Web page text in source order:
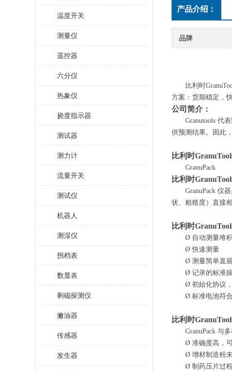
温度开关
测量仪
遥控器
六分仪
热象仪
挠度指示器
测试器
测力计
流量开关
测试仪
机器人
测湿仪
拐档表
数显表
剩磁探测仪
撇油器
传感器
发生器
产品介绍：
品牌
比利时
方案：货期稳定，
公司简介：
Granutools 代
供预测结果。因此
比利时
GranuPack
比利时
GranuPack 仪
状、粗糙度）直接
比利时
Ø 自动测量堆
Ø快速测量
Ø 测量简单直
Ø 记录的标准
Ø 初始化协议
Ø 标准电池符合
比利时
GranuPack 与
Ø 准确度高，
Ø 增材制造粉
Ø 制药压片过